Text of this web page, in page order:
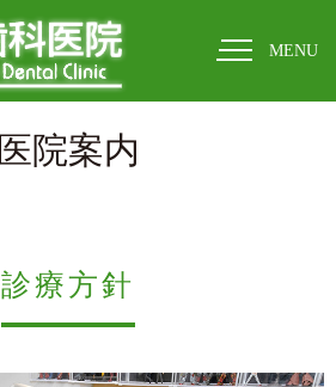
MENU
医院案内
診療方針